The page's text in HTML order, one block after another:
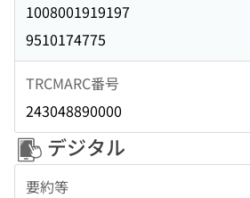
1008001919197
9510174775
TRCMARC番号
243048890000
デジタル
要約等